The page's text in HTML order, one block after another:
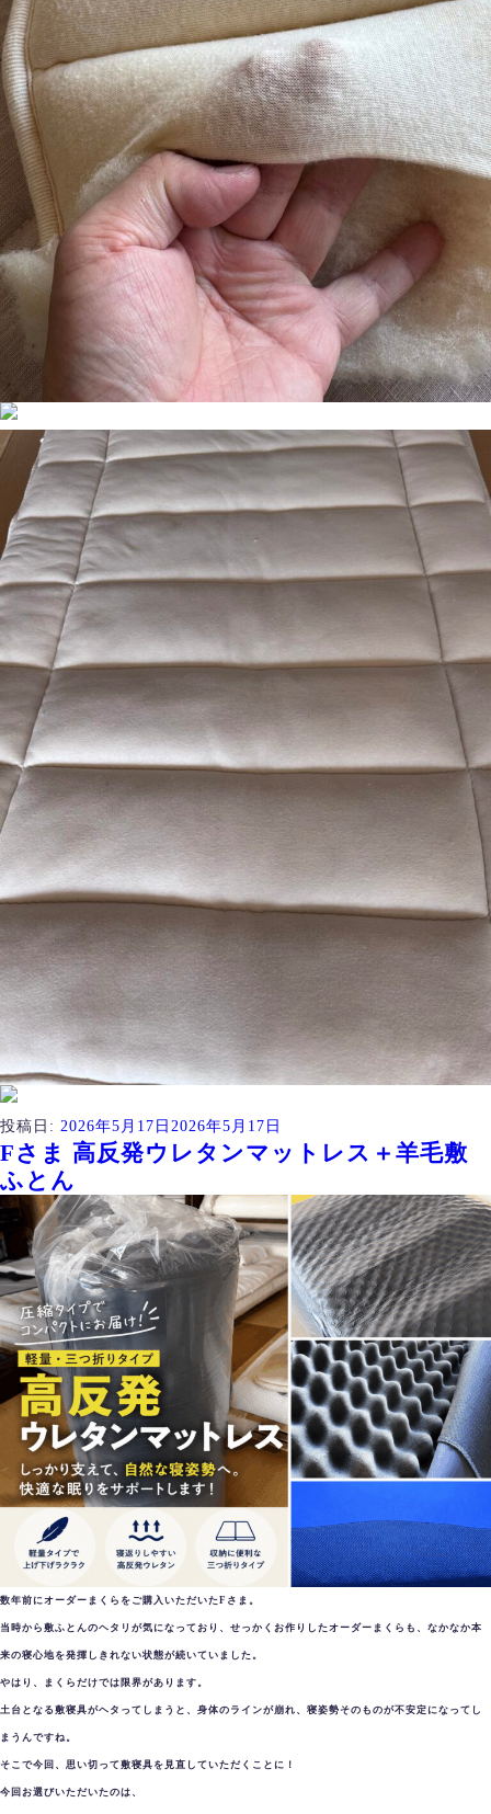
投稿日: 2026年5月17日 2026年5月17日
Fさま 高反発ウレタンマットレス＋羊毛敷
ふとん
数年前にオーダーまくらをご購入いただいたFさま。
当時から敷ふとんのヘタリが気になっており、せっかくお作りしたオーダーまくらも、なかなか本
来の寝心地を発揮しきれない状態が続いていました。
やはり、まくらだけでは限界があります。
土台となる敷寝具がヘタってしまうと、身体のラインが崩れ、寝姿勢そのものが不安定になってし
まうんですね。
そこで今回、思い切って敷寝具を見直していただくことに！
今回お選びいただいたのは、